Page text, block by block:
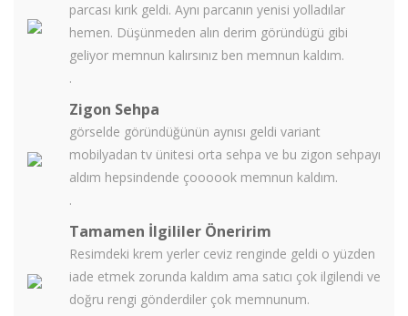
parcası kırık geldi. Aynı parcanın yenisi yolladılar
hemen. Düşünmeden alın derim göründügü gibi
geliyor memnun kalırsınız ben memnun kaldım.
.
Zigon Sehpa
görselde göründüğünün aynısı geldi variant
mobilyadan tv ünitesi orta sehpa ve bu zigon sehpayı
aldım hepsindende çoooook memnun kaldım.
.
Tamamen İlgililer Öneririm
Resimdeki krem yerler ceviz renginde geldi o yüzden
iade etmek zorunda kaldım ama satıcı çok ilgilendi ve
doğru rengi gönderdiler çok memnunum.